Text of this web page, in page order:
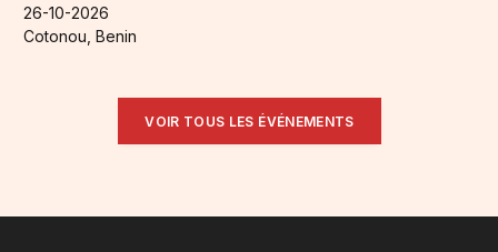
26-10-2026
Cotonou, Benin
VOIR TOUS LES ÉVÉNEMENTS